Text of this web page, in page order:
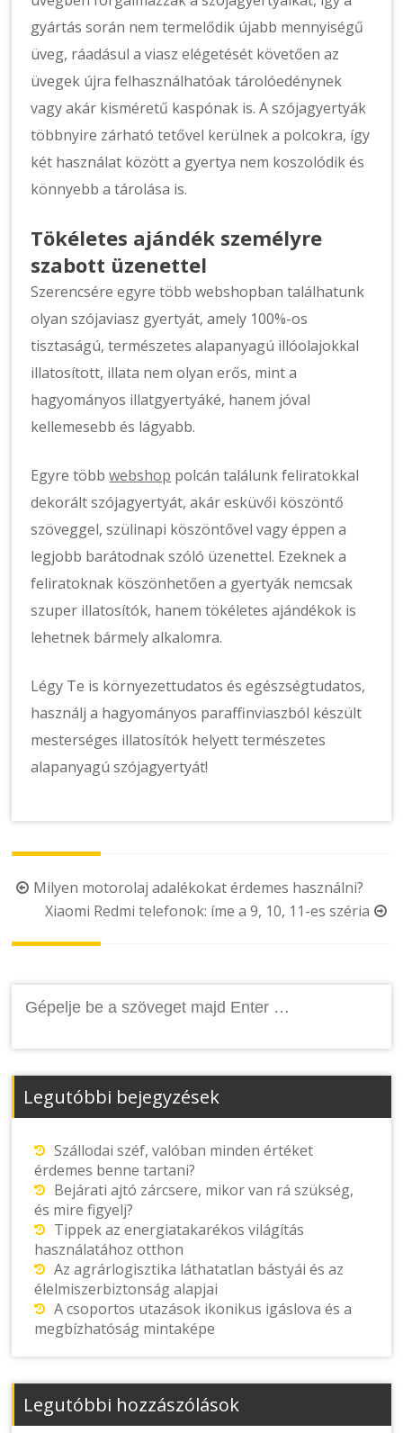
gyártás során nem termelődik újabb mennyiségű
üveg, ráadásul a viasz elégetését követően az
üvegek újra felhasználhatóak tárolóedénynek
vagy akár kisméretű kaspónak is. A szójagyertyák
többnyire zárható tetővel kerülnek a polcokra, így
két használat között a gyertya nem koszolódik és
könnyebb a tárolása is.
Tökéletes ajándék személyre
szabott üzenettel
Szerencsére egyre több webshopban találhatunk
olyan szójaviasz gyertyát, amely 100%-os
tisztaságú, természetes alapanyagú illóolajokkal
illatosított, illata nem olyan erős, mint a
hagyományos illatgyertyáké, hanem jóval
kellemesebb és lágyabb.
Egyre többwebshop polcán találunk feliratokkal
dekorált szójagyertyát, akár esküvői köszöntő
szöveggel, szülinapi köszöntővel vagy éppen a
legjobb barátodnak szóló üzenettel. Ezeknek a
feliratoknak köszönhetően a gyertyák nemcsak
szuper illatosítók, hanem tökéletes ajándékok is
lehetnek bármely alkalomra.
Légy Te is környezettudatos és egészségtudatos,
használj a hagyományos paraffinviaszból készült
mesterséges illatosítók helyett természetes
alapanyagú szójagyertyát!
Post
navigation
Milyen motorolaj adalékokat érdemes használni?
Xiaomi Redmi telefonok: íme a 9, 10, 11-es széria
Legutóbbi bejegyzések
Szállodai széf, valóban minden értéket
érdemes benne tartani?
Bejárati ajtó zárcsere, mikor van rá szükség,
és mire figyelj?
Tippek az energiatakarékos világítás
használatához otthon
Az agrárlogisztika láthatatlan bástyái és az
élelmiszerbiztonság alapjai
A csoportos utazások ikonikus igáslova és a
megbízhatóság mintaképe
Legutóbbi hozzászólások